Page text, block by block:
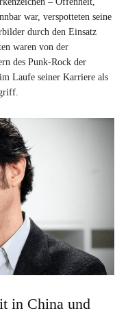
war, verspotteten seine
durch den Einsatz
waren von der
des Punk-Rock der
Laufe seiner Karriere als
in China und